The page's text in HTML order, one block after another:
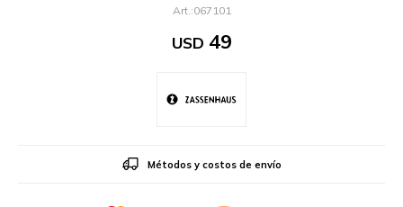
067101
USD 49
Métodos y costos de envío